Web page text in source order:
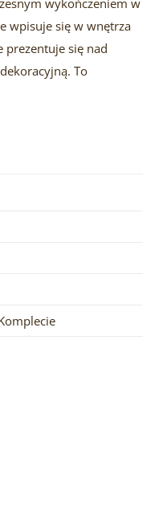
wykończeniem w
wpisuje się w wnętrza
prezentuje się nad
To